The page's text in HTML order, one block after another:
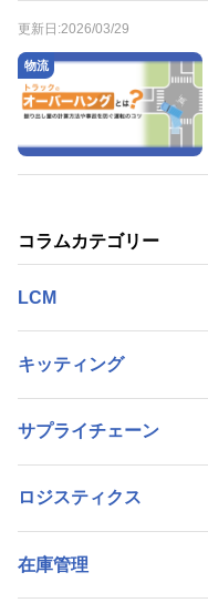
更新日:2026/03/29
物流
コラムカテゴリー
LCM
キッティング
サプライチェーン
ロジスティクス
在庫管理